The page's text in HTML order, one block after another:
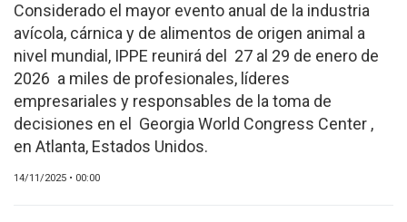
PRODUCTO
NUEVOS PRODUCTOS
MARKETPLACE
REVISTAS
EVENTOS Y
CAPACITACIONES
DIRECTORIO
Considerado el mayor evento anual de la industria
avícola, cárnica y de alimentos de origen animal a
nivel mundial, IPPE reunirá del 27 al 29 de enero de
2026 a miles de profesionales, líderes
empresariales y responsables de la toma de
decisiones en el Georgia World Congress Center ,
en Atlanta, Estados Unidos.
14/11/2025 • 00:00